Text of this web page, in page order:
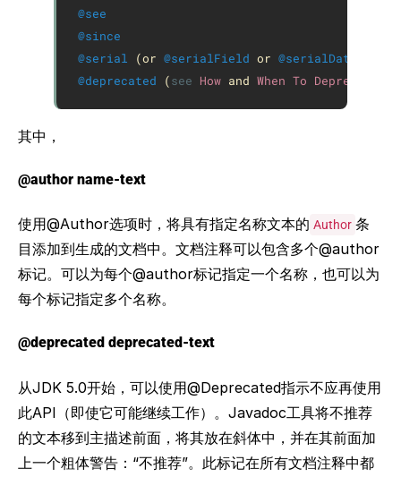
@see
@since
@serial
(or @serialField or @serialData
@deprecated
(see How and When To Deprecate
其中，
@author name-text
使用@Author选项时，将具有指定名称文本的 Author 条
目添加到生成的文档中。文档注释可以包含多个@author
标记。可以为每个@author标记指定一个名称，也可以为
每个标记指定多个名称。
@deprecated deprecated-text
从JDK 5.0开始，可以使用@Deprecated指示不应再使用
此API（即使它可能继续工作）。Javadoc工具将不推荐
的文本移到主描述前面，将其放在斜体中，并在其前面加
上一个粗体警告：“不推荐”。此标记在所有文档注释中都